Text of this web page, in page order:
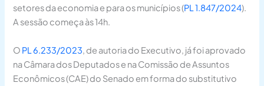
setores da economia e para os municípios (PL 1.847/2024).
A sessão começa às 14h.
O PL 6.233/2023, de autoria do Executivo, já foi aprovado
na Câmara dos Deputados e na Comissão de Assuntos
Econômicos (CAE) do Senado em forma do substitutivo